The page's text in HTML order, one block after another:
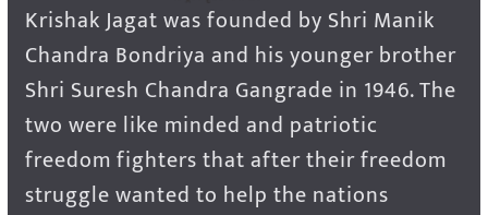
Krishak Jagat was founded by Shri Manik
Chandra Bondriya and his younger brother
Shri Suresh Chandra Gangrade in 1946. The
two were like minded and patriotic
freedom fighters that after their freedom
struggle wanted to help the nations